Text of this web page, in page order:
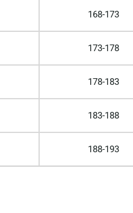
168-173
173-178
178-183
183-188
188-193